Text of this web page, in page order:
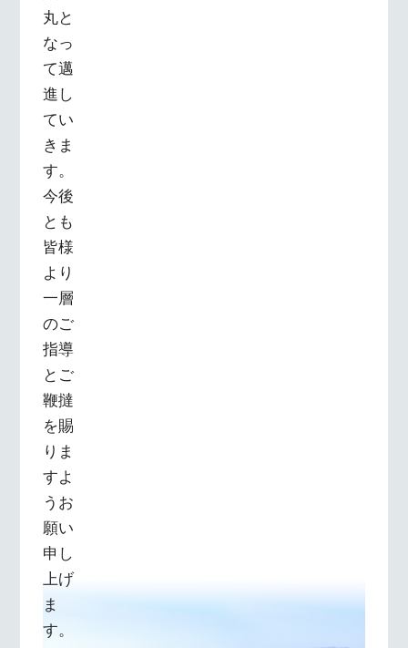
丸と
なっ
て邁
進し
てい
きま
す。
今後
とも
皆様
より
一層
のご
指導
とご
鞭撻
を賜
りま
すよ
うお
願い
申し
上げ
ま
す。